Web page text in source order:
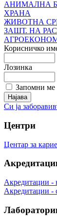
АНИМАЛНА
ХРАНА
ЖИВОТНА
ЗАШТ. НА
Корисничко
Лозинка
Запомни ме
Си ја
Центри
Центар за
Акредитации -
Акредитации -